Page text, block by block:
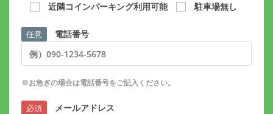
近隣コインパーキング利用可能
駐車場無し
任意 電話番号
※お急ぎの場合は電話番号をご記入ください。
必須 メールアドレス